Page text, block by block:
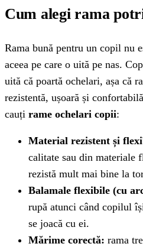
Cum alegi rama
Rama bună pentru un copil nu
aceea pe care o uită pe nas.
uită că poartă ochelari, așa că
rezistentă, ușoară și
cauți rame ochelari copii:
Material rezistent și
calitate sau din materiale
rezistă mult mai bine la
Balamale flexibile (cu
rupă atunci când copilul
se joacă cu ei.
Mărime corectă: rama